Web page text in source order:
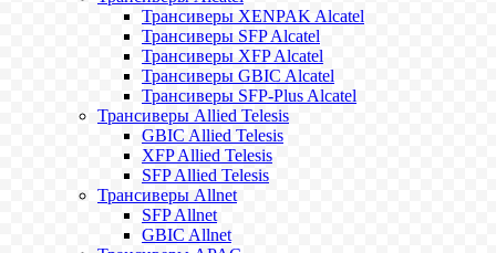
Трансиверы XENPAK Alcatel
Трансиверы SFP Alcatel
Трансиверы XFP Alcatel
Трансиверы GBIC Alcatel
Трансиверы SFP-Plus Alcatel
Трансиверы Allied Telesis
GBIC Allied Telesis
XFP Allied Telesis
SFP Allied Telesis
Трансиверы Allnet
SFP Allnet
GBIC Allnet